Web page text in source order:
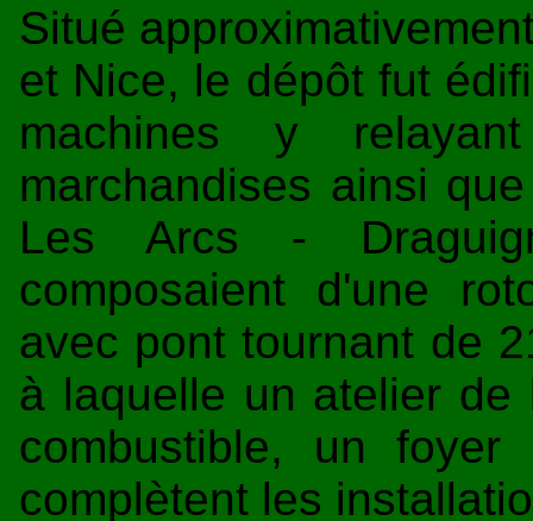
Situé
et Nice, le dépôt fut
machines y
marchandises ainsi
Les Arcs -
composaient d'une
avec pont tournant de
à laquelle un atelier
combustible, un
complètent les